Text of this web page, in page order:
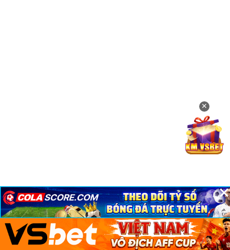
×
×
×
✕